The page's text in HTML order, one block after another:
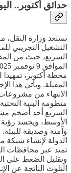
حدائق أكتوبر..
تستعد وزارة النقل،
التشغيل التجريبي
السريع، حيث من
محطة أكتوبر،
المقبلة. ويأتي هذا
الانتهاء من
منظومة البنية
السريع أحد أضخم
الأوسط، ويجسد
وآمنة وصديقة
الدولة لإنشاء
تمتد عبر محافظات
وتقليل الضغط على
التلوث الناتجة عن